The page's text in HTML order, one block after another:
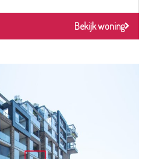
Bekijk woning